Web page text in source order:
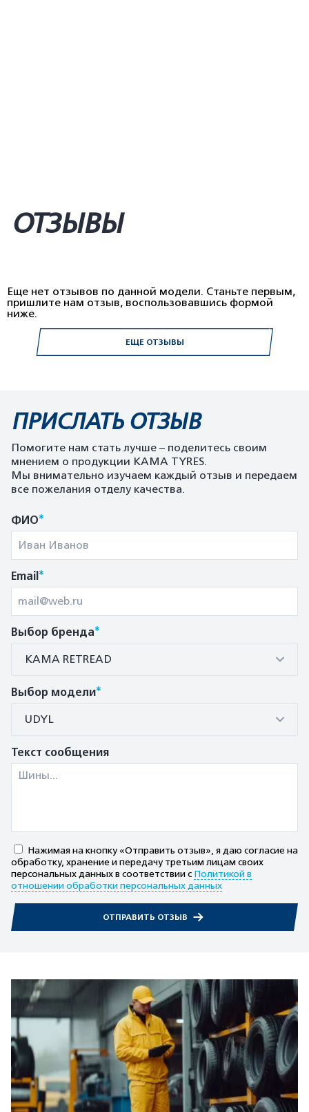
ЕЩЕ ОТЗЫВЫ
ОТЗЫВЫ
Еще нет отзывов по данной модели. Станьте первым,
пришлите нам отзыв, воспользовавшись формой
ниже.
ПРИСЛАТЬ ОТЗЫВ
Помогите нам стать лучше – поделитесь своим
мнением о продукции KAMA TYRES.
Мы внимательно изучаем каждый отзыв и передаем
все пожелания отделу качества.
ФИО*
Email*
Выбор бренда*
КАМА RETREAD
Выбор модели*
UDYL
Текст сообщения
Нажимая на кнопку «Отправить отзыв», я даю согласие на
обработку, хранение и передачу третьим лицам своих
персональных данных в соответствии с Политикой в
отношении обработки персональных данных
ОТПРАВИТЬ ОТЗЫВ